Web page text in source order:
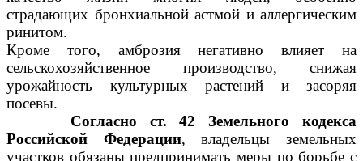
страдающих бронхиальной астмой и аллергическим
ринитом.
Кроме того, амброзия негативно влияет на
сельскохозяйственное производство, снижая
урожайность культурных растений и засоряя
посевы.
Согласно ст. 42 Земельного кодекса
Российской Федерации, владельцы земельных
участков обязаны предпринимать меры по борьбе с